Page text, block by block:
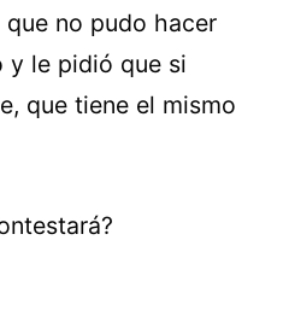
no pudo hacer
y le pidió que si
que tiene el mismo